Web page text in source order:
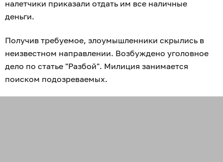
налетчики приказали отдать им все наличные
деньги.
Получив требуемое, злоумышленники скрылись в
неизвестном направлении. Возбуждено уголовное
дело по статье "Разбой". Милиция занимается
поиском подозреваемых.